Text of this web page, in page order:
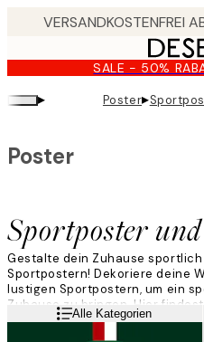
content.
SALE - 50%
▸ Poster▸
Sportposter
Poster
Gestalte dein Zuhause
Sportpostern! Dekoriere deine
lustigen Sportpostern, um ein
Zuhause zu bringen. Hier
Windsurfen bis hin zum
WeiterlesenAlle Kategorien